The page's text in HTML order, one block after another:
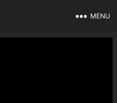
MENU